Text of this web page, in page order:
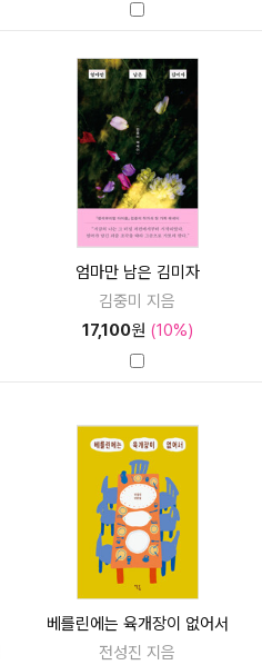
엄마만 남은 김미자
김중미 지음
17,100원 (10%)
베를린에는 육개장이 없어서
전성진 지음